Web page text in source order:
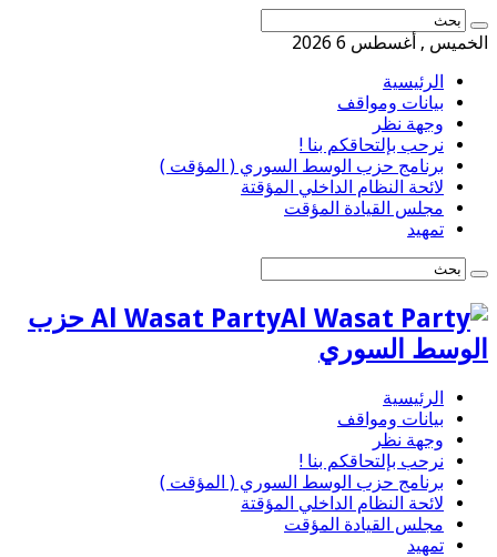
الخميس , أغسطس 6 2026
الرئيسية
بيانات ومواقف
وجهة نظر
نرحب بإلتحاقكم بنا !
برنامج حزب الوسط السوري ( المؤقت )
لائحة النظام الداخلي المؤقتة
مجلس القيادة المؤقت
تمهيد
Al Wasat Party حزب
الوسط السوري
الرئيسية
بيانات ومواقف
وجهة نظر
نرحب بإلتحاقكم بنا !
برنامج حزب الوسط السوري ( المؤقت )
لائحة النظام الداخلي المؤقتة
مجلس القيادة المؤقت
تمهيد